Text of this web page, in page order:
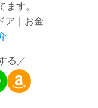
ます。
ア｜お金
る／